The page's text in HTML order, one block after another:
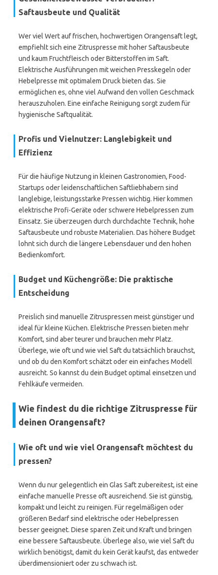
Saftausbeute und Qualität
Wer viel Wert auf frischen, hochwertigen Orangensaft legt,
empfiehlt sich eine Zitruspresse mit hoher Saftausbeute
und kaum Fruchtfleisch oder Bitterstoffen im Saft.
Elektrische Ausführungen mit weichen Presskegeln oder
Hebelpresse mit optimalem Druck bieten das. Sie
ermöglichen es, ohne viel Aufwand den vollen Geschmack
herauszuholen. Eine einfache Reinigung sorgt zudem für
hygienische Saftqualität.
Profis und Vielnutzer: Langlebigkeit und
Effizienz
Für die häufige Nutzung in kleinen Gastronomien, Food-
Startups oder leidenschaftlichen Saftliebhabern sind
langlebige, leistungsstarke Pressen wichtig. Hier kommen
elektrische Profi-Geräte oder schwere Hebelpressen zum
Einsatz. Sie überzeugen durch durchdachte Technik, hohe
Saftausbeute und robuste Materialien. Das höhere Budget
lohnt sich durch die längere Lebensdauer und den hohen
Bedienkomfort.
Budget und Küchengröße: Die praktische
Entscheidung
Preislich sind manuelle Zitruspressen meist günstiger und
ideal für kleine Küchen. Elektrische Pressen bieten mehr
Komfort, sind aber teurer und brauchen mehr Platz.
Überlege, wie oft und wie viel Saft du tatsächlich brauchst,
und ob du den Komfort schätzt oder ein einfaches Modell
ausreicht. So kannst du dein Budget optimal einsetzen und
Fehlkäufe vermeiden.
Wie findest du die richtige Zitruspresse für
deinen Orangensaft?
Wie oft und wie viel Orangensaft möchtest du
pressen?
Wenn du nur gelegentlich ein Glas Saft zubereitest, ist eine
einfache manuelle Presse oft ausreichend. Sie ist günstig,
kompakt und leicht zu reinigen. Für regelmäßigen oder
größeren Bedarf sind elektrische oder Hebelpressen
besser geeignet. Diese sparen Zeit und Kraft und bringen
eine bessere Saftausbeute. Überlege also, wie viel Saft du
wirklich benötigst, damit du kein Gerät kaufst, das entweder
überdimensioniert oder zu schwach ist.